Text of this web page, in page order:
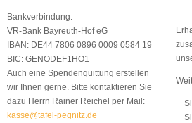
Bankverbindung:
VR-Bank Bayreuth-Hof eG
IBAN: DE44 7806 0896 0009 0584 19
BIC: GENODEF1HO1
Auch eine Spendenquittung erstellen
wir Ihnen gerne. Bitte kontaktieren Sie
dazu Herrn Rainer Reichel per Mail:
kasse@tafel-pegnitz.de